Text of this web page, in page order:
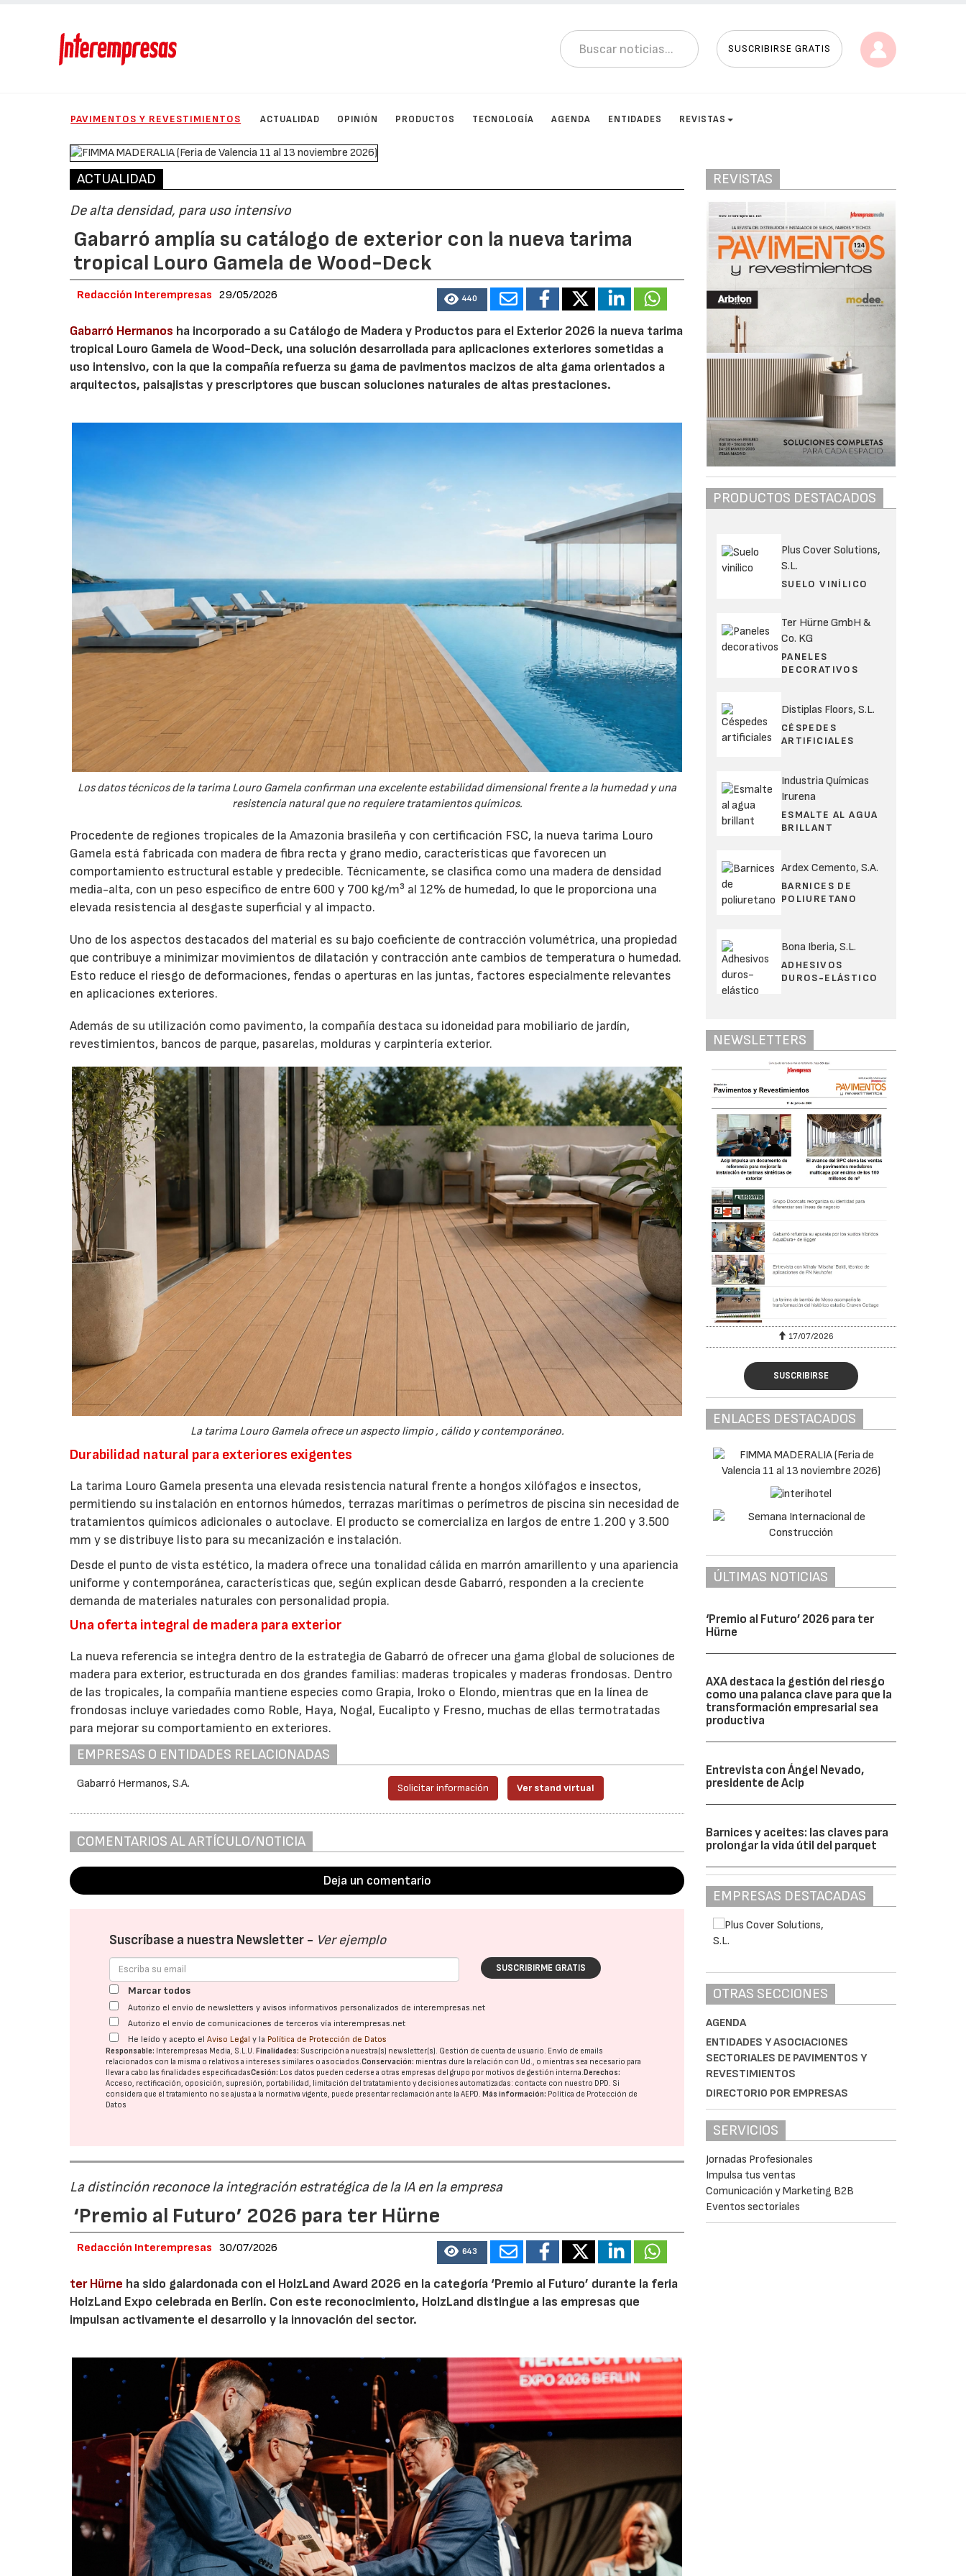
SUSCRIBIRSE GRATIS
PAVIMENTOS Y REVESTIMIENTOS ACTUALIDAD OPINIÓN PRODUCTOS TECNOLOGÍA AGENDA ENTIDADES REVISTAS
ACTUALIDAD
De alta densidad, para uso intensivo
Gabarró amplía su catálogo de exterior con la nueva tarima
tropical Louro Gamela de Wood-Deck
Redacción Interempresas 29/05/2026 440
Gabarró Hermanos ha incorporado a su Catálogo de Madera y Productos para el Exterior 2026 la nueva tarima
tropical Louro Gamela de Wood-Deck, una solución desarrollada para aplicaciones exteriores sometidas a
uso intensivo, con la que la compañía refuerza su gama de pavimentos macizos de alta gama orientados a
arquitectos, paisajistas y prescriptores que buscan soluciones naturales de altas prestaciones.
Los datos técnicos de la tarima Louro Gamela confirman una excelente estabilidad dimensional frente a la humedad y una
resistencia natural que no requiere tratamientos químicos.
Procedente de regiones tropicales de la Amazonia brasileña y con certificación FSC, la nueva tarima Louro
Gamela está fabricada con madera de fibra recta y grano medio, características que favorecen un
comportamiento estructural estable y predecible. Técnicamente, se clasifica como una madera de densidad
media-alta, con un peso específico de entre 600 y 700 kg/m³ al 12% de humedad, lo que le proporciona una
elevada resistencia al desgaste superficial y al impacto.
Uno de los aspectos destacados del material es su bajo coeficiente de contracción volumétrica, una propiedad
que contribuye a minimizar movimientos de dilatación y contracción ante cambios de temperatura o humedad.
Esto reduce el riesgo de deformaciones, fendas o aperturas en las juntas, factores especialmente relevantes
en aplicaciones exteriores.
Además de su utilización como pavimento, la compañía destaca su idoneidad para mobiliario de jardín,
revestimientos, bancos de parque, pasarelas, molduras y carpintería exterior.
La tarima Louro Gamela ofrece un aspecto limpio , cálido y contemporáneo.
Durabilidad natural para exteriores exigentes
La tarima Louro Gamela presenta una elevada resistencia natural frente a hongos xilófagos e insectos,
permitiendo su instalación en entornos húmedos, terrazas marítimas o perímetros de piscina sin necesidad de
tratamientos químicos adicionales o autoclave. El producto se comercializa en largos de entre 1.200 y 3.500
mm y se distribuye listo para su mecanización e instalación.
Desde el punto de vista estético, la madera ofrece una tonalidad cálida en marrón amarillento y una apariencia
uniforme y contemporánea, características que, según explican desde Gabarró, responden a la creciente
demanda de materiales naturales con personalidad propia.
Una oferta integral de madera para exterior
La nueva referencia se integra dentro de la estrategia de Gabarró de ofrecer una gama global de soluciones de
madera para exterior, estructurada en dos grandes familias: maderas tropicales y maderas frondosas. Dentro
de las tropicales, la compañía mantiene especies como Grapia, Iroko o Elondo, mientras que en la línea de
frondosas incluye variedades como Roble, Haya, Nogal, Eucalipto y Fresno, muchas de ellas termotratadas
para mejorar su comportamiento en exteriores.
EMPRESAS O ENTIDADES RELACIONADAS
Gabarró Hermanos, S.A. Solicitar información Ver stand virtual
COMENTARIOS AL ARTÍCULO/NOTICIA
Deja un comentario
Suscríbase a nuestra Newsletter - Ver ejemplo
SUSCRIBIRME GRATIS
Marcar todos
Autorizo el envío de newsletters y avisos informativos personalizados de interempresas.net
Autorizo el envío de comunicaciones de terceros vía interempresas.net
He leído y acepto elAviso Legal y la Política de Protección de Datos
Responsable: Interempresas Media, S.L.U.Finalidades: Suscripción a nuestra(s) newsletter(s). Gestión de cuenta de usuario. Envío de emails
relacionados con la misma o relativos a intereses similares o asociados.Conservación: mientras dure la relación con Ud., o mientras sea necesario para
llevar a cabo las finalidades especificadasCesión: Los datos pueden cederse a otras empresas del grupo por motivos de gestión interna.Derechos:
Acceso, rectificación, oposición, supresión, portabilidad, limitación del tratatamiento y decisiones automatizadas: contacte con nuestro DPD. Si
considera que el tratamiento no se ajusta a la normativa vigente, puede presentar reclamación ante laAEPD.Más información: Política de Protección de
Datos
La distinción reconoce la integración estratégica de la IA en la empresa
‘Premio al Futuro’ 2026 para ter Hürne
Redacción Interempresas 30/07/2026 643
ter Hürne ha sido galardonada con el HolzLand Award 2026 en la categoría ‘Premio al Futuro’ durante la feria
HolzLand Expo celebrada en Berlín. Con este reconocimiento, HolzLand distingue a las empresas que
impulsan activamente el desarrollo y la innovación del sector.
REVISTAS
PRODUCTOS DESTACADOS
Plus Cover Solutions,
S.L.
SUELO VINÍLICO
Ter Hürne GmbH &
Co. KG
PANELES
DECORATIVOS
Distiplas Floors, S.L.
CÉSPEDES
ARTIFICIALES
Industria Químicas
Irurena
ESMALTE AL AGUA
BRILLANT
Ardex Cemento, S.A.
BARNICES DE
POLIURETANO
Bona Iberia, S.L.
ADHESIVOS
DUROS-ELÁSTICO
NEWSLETTERS
17/07/2026 31/07/2026 17/07/2026
SUSCRIBIRSE
ENLACES DESTACADOS
ÚLTIMAS NOTICIAS
‘Premio al Futuro’ 2026 para ter
Hürne
AXA destaca la gestión del riesgo
como una palanca clave para que la
transformación empresarial sea
productiva
Entrevista con Ángel Nevado,
presidente de Acip
Barnices y aceites: las claves para
prolongar la vida útil del parquet
EMPRESAS DESTACADAS
OTRAS SECCIONES
AGENDA
ENTIDADES Y ASOCIACIONES
SECTORIALES DE PAVIMENTOS Y
REVESTIMIENTOS
DIRECTORIO POR EMPRESAS
SERVICIOS
Jornadas Profesionales
Impulsa tus ventas
Comunicación y Marketing B2B
Eventos sectoriales